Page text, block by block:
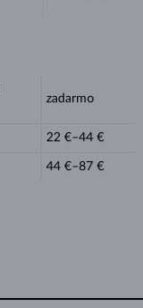
zadarmo
22 €–⁠44 €
44 €–87 €